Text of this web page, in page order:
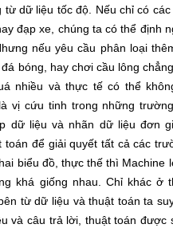
từ dữ liệu tốc độ. Nếu chỉ có
đạp xe, chúng ta có thể định
nếu yêu cầu phân loại
bóng, hay chơi cầu lông
nhiều và thực tế có thể
vị cứu tinh trong những
dữ liệu và nhãn dữ liệu đơn
toán để giải quyết tất cả các
biểu đồ, thực thế thì Machine
khá giống nhau. Chỉ khác ở
từ dữ liệu và thuật toán ta
và câu trả lời, thuật toán được